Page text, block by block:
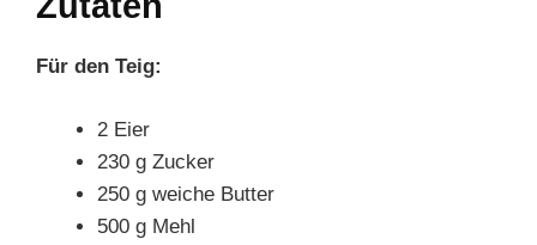
Für den Teig:
2 Eier
230 g Zucker
250 g weiche Butter
500 g Mehl